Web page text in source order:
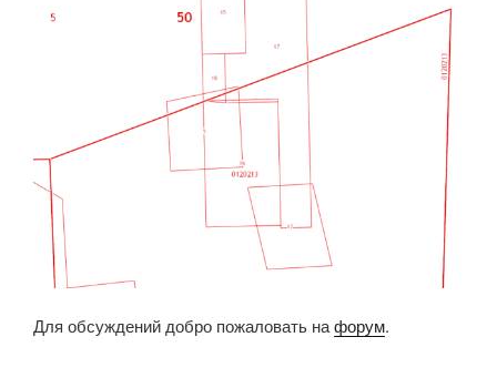
Для обсуждений добро пожаловать нафорум.